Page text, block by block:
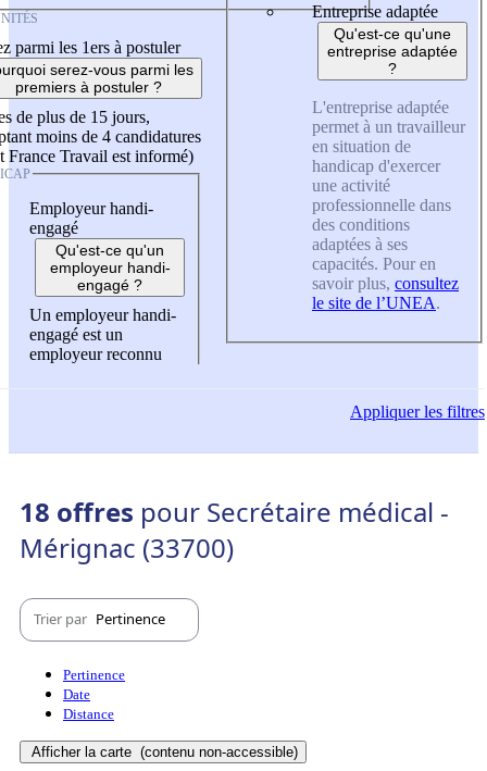
parmi les 1ers à postuler
serez-vous parmi les
premiers à postuler ?
de plus de 15 jours,
moins de 4 candidatures
France Travail est informé)
Employeur handi-
engagé
Qu'est-ce qu'un
employeur handi-
engagé ?
Un employeur handi-
engagé est un
employeur reconnu
Entreprise adaptée
Qu'est-ce qu'une
entreprise adaptée
?
L'entreprise adaptée
permet à un travailleur
en situation de
handicap d'exercer
une activité
professionnelle dans
des conditions
adaptées à ses
capacités. Pour en
savoir plus, consultez
le site de l’UNEA.
Appliquerles filtres
18 offres pour Secrétaire médical -
Mérignac (33700)
Trier par Pertinence
Pertinence
Date
Distance
Afficher la carte (contenu non-accessible)